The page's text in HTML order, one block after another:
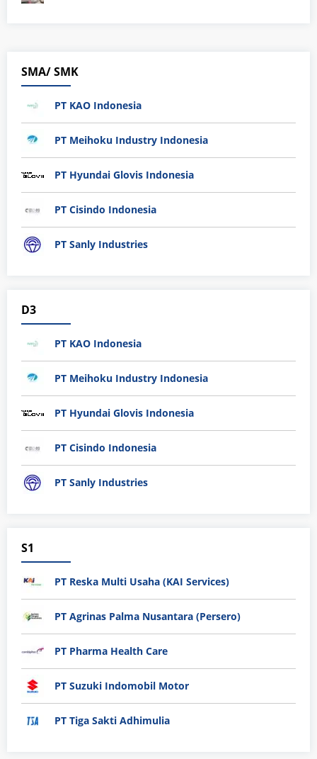
SMA/ SMK
PT KAO Indonesia
PT Meihoku Industry Indonesia
PT Hyundai Glovis Indonesia
PT Cisindo Indonesia
PT Sanly Industries
D3
PT KAO Indonesia
PT Meihoku Industry Indonesia
PT Hyundai Glovis Indonesia
PT Cisindo Indonesia
PT Sanly Industries
S1
PT Reska Multi Usaha (KAI Services)
PT Agrinas Palma Nusantara (Persero)
PT Pharma Health Care
PT Suzuki Indomobil Motor
PT Tiga Sakti Adhimulia